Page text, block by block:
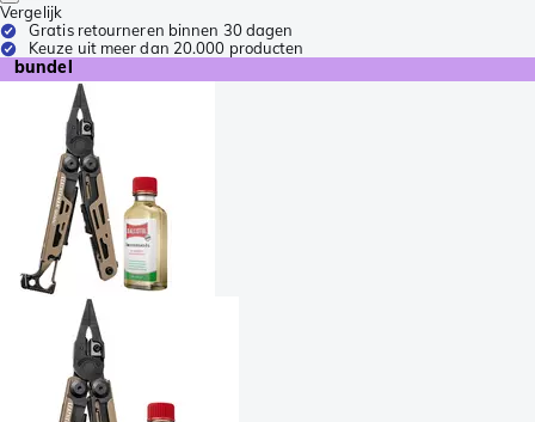
Vergelijk
Gratis retourneren binnen 30 dagen
Keuze uit meer dan 20.000 producten
bundel